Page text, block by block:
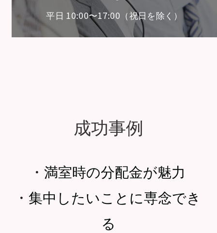
平日 10:00〜17:00（祝日を除く）
成功事例
・ 満室時の分配金が魅力
・ 集中したいことに専念でき
る